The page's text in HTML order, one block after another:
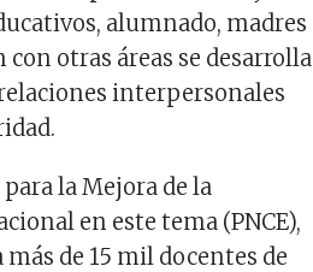
alumnado, madres
otras áreas se desarrolla
interpersonales
la Mejora de la
en este tema (PNCE),
de 15 mil docentes de